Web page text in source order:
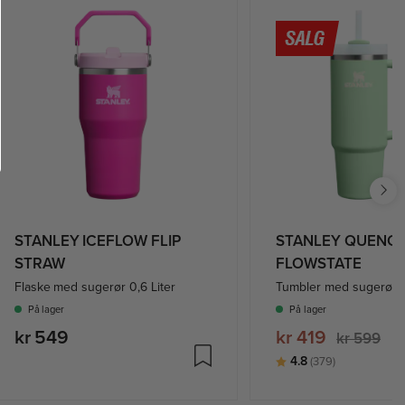
STANLEY ICEFLOW FLIP
STRAW
Flaske med sugerør 0,6 Liter
På lager
kr 549
STANLEY
FLOWSTATE
Tumbler med sugerør:
På lager
kr 419 kr 599
Karakter:
4.8(379)av 5 mulige